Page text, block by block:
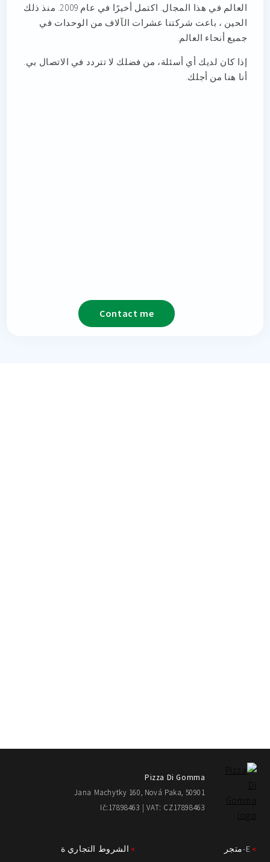
Contact me
العالم في هذا المجال. اكتمل أخيرًا في عام 2009. منذ ذلك
الحين ، باعت شركتنا عشرات الآلاف من الوحدات في
جميع أنحاء العالم.
إذا كان لديك أي أسئلة، من فضلك لا تتردد في الاتصال بي.
أنا هنا من أجلك.
Pizza Di Gomma
Jana Machytky 160, Nová Paka, 50901
Ič:17898463 | VAT: CZ17898463
E-متجر
الشروط التجاري ة